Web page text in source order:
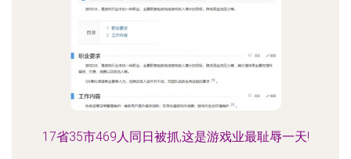
17省35市469人同日被抓,这是游戏业最耻辱一天!